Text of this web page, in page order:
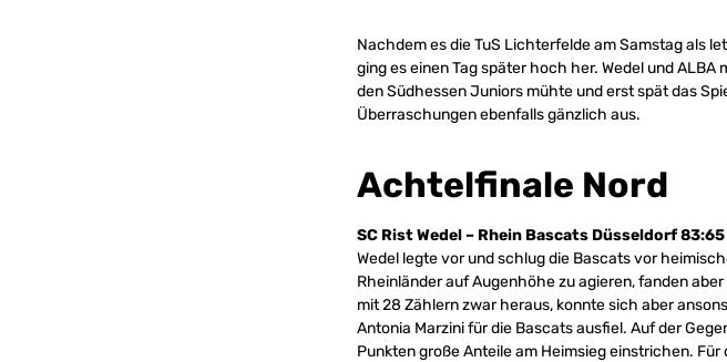
Nachdem es die TuS Lichterfelde am Samstag als
ging es einen Tag später hoch her. Wedel und
den Südhessen Juniors mühte und erst spät das
Überraschungen ebenfalls gänzlich aus.
Achtelfinale Nord
SC Rist Wedel – Rhein Bascats Düsseldorf 83:65
Wedel legte vor und schlug die Bascats vor
Rheinländer auf Augenhöhe zu agieren, fanden
mit 28 Zählern zwar heraus, konnte sich aber
Antonia Marzini für die Bascats ausfiel. Auf der
Punkten große Anteile am Heimsieg einstrichen.